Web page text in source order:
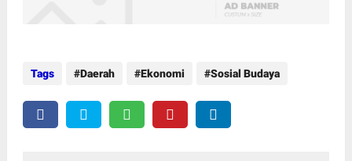
Tags Daerah Ekonomi Sosial Budaya